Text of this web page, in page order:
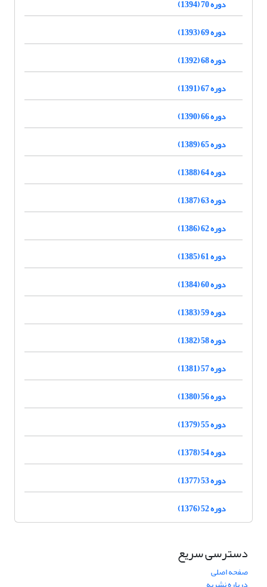
دوره 70 (1394)
دوره 69 (1393)
دوره 68 (1392)
دوره 67 (1391)
دوره 66 (1390)
دوره 65 (1389)
دوره 64 (1388)
دوره 63 (1387)
دوره 62 (1386)
دوره 61 (1385)
دوره 60 (1384)
دوره 59 (1383)
دوره 58 (1382)
دوره 57 (1381)
دوره 56 (1380)
دوره 55 (1379)
دوره 54 (1378)
دوره 53 (1377)
دوره 52 (1376)
دسترسی سریع
صفحه اصلی